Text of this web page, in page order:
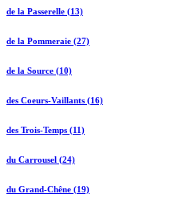
de la Passerelle (13)
de la Pommeraie (27)
de la Source (10)
des Coeurs-Vaillants (16)
des Trois-Temps (11)
du Carrousel (24)
du Grand-Chêne (19)